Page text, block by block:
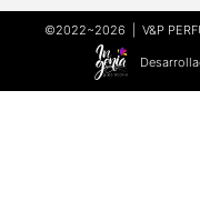
©2022~2026 | V&P